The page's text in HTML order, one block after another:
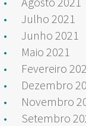
Julho 2021
Junho 2021
Maio 2021
Fevereiro
Dezembro
Novembro
Setembro